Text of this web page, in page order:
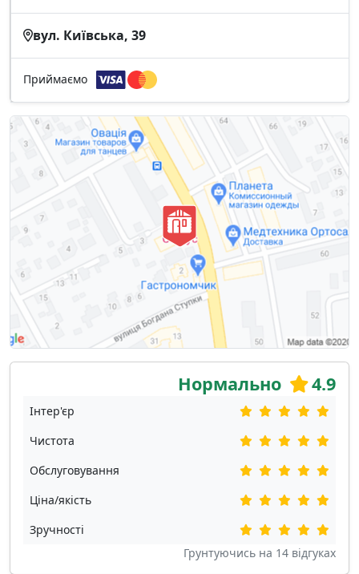
вул. Київська, 39
Приймаємо
Нормально 4.9
Інтер'єр
Чистота
Обслуговування
Ціна/якість
Зручності
Грунтуючись на 14 відгуках